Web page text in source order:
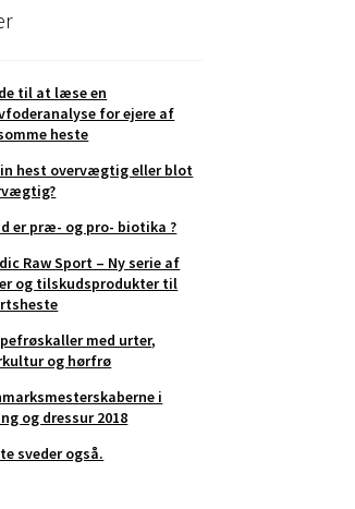
til at læse en
for ejere af
heste
hest overvægtig eller blot
er præ- og pro- biotika ?
Raw Sport – Ny serie af
og tilskudsprodukter til
med urter,
og hørfrø
i
og dressur 2018
sveder også.